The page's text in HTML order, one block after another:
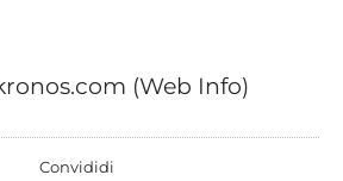
(Web Info)
Convididi